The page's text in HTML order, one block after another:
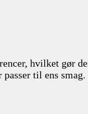
hvilket gør
til ens smag.